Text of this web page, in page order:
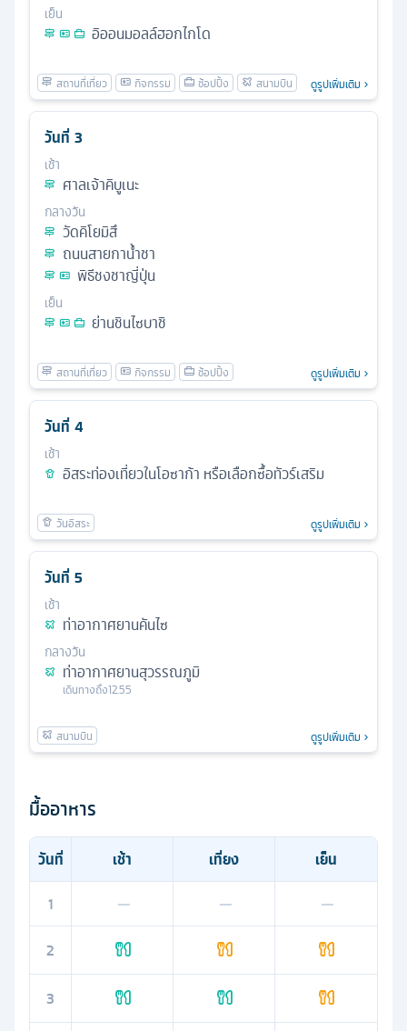
เย็น
อิออนมอลล์ฮอกไกโด
ดูรูปเพิ่มเติม
วันที่ 3
เช้า
ศาลเจ้าคิบูเนะ
กลางวัน
วัดคิโยมิสึ
ถนนสายกาน้ำชา
พิธีชงชาญี่ปุ่น
เย็น
ย่านชินไซบาชิ
ดูรูปเพิ่มเติม
วันที่ 4
เช้า
อิสระท่องเที่ยวในโอซาก้า หรือเลือกซื้อทัวร์เสริม
ดูรูปเพิ่มเติม
วันที่ 5
เช้า
ท่าอากาศยานคันไซ
กลางวัน
ท่าอากาศยานสุวรรณภูมิ
เดินทางถึง12.55
ดูรูปเพิ่มเติม
มื้ออาหาร
วันที่ เช้า เที่ยง
เย็น
1
— —
—
2
3